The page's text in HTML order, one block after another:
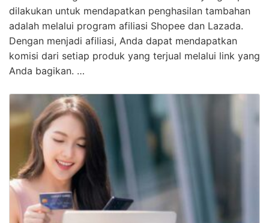
Dahsyat! Cara Buat Link Affiliate Shopee Terbaik
KLIK DISINI UNTUK DOWNLOAD PANDUAN AFFILIATE
MARKETING >>> Setiap orang pasti ingin
mendapatkan penghasilan tambahan, apalagi jika bisa
dilakukan dengan mudah. Salah satu cara yang dapat
dilakukan untuk mendapatkan penghasilan tambahan